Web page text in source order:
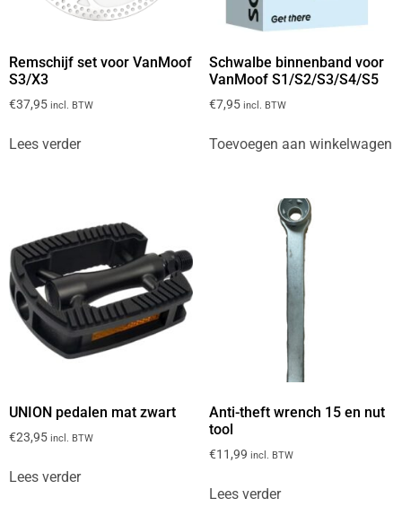
Remschijf set voor VanMoof
S3/X3
€37,95 incl. BTW
Lees verder
Schwalbe binnenband voor
VanMoof S1/S2/S3/S4/S5
€7,95 incl. BTW
Toevoegen aan winkelwagen
UNION pedalen mat zwart
€23,95 incl. BTW
Lees verder
Anti-theft wrench 15 en nut
tool
€11,99 incl. BTW
Lees verder